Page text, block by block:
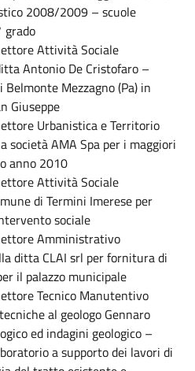
2008/2009 – scuole
grado
Attività Sociale
Antonio De Cristofaro –
Mezzagno (Pa) in
Giuseppe
Urbanistica e Territorio
società AMA Spa per i maggiori
anno 2010
Attività Sociale
di Termini Imerese per
sociale
Amministrativo
ditta CLAI srl per fornitura di
il palazzo municipale
Tecnico Manutentivo
al geologo Gennaro
ed indagini geologico –
a supporto dei lavori di